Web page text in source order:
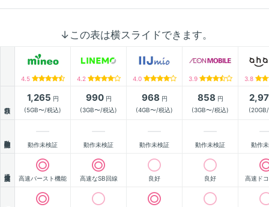
↓この表は横スライドできます。
4.5 4.2 4.0 3.9 3.8
1,265 円
(5GB〜/税込)
990円
(3GB〜/税込)
968 円
(4GB〜/税込)
858 円
(3GB〜/税込)
動作未検証 動作未検証 動作未検証 動作未検証 動作
高速バースト機能 高速なSB回線 良好 良好 高速ド